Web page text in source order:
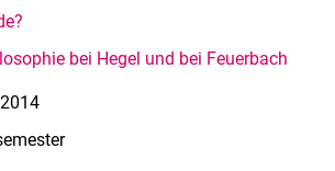
bei Hegel und bei Feuerbach